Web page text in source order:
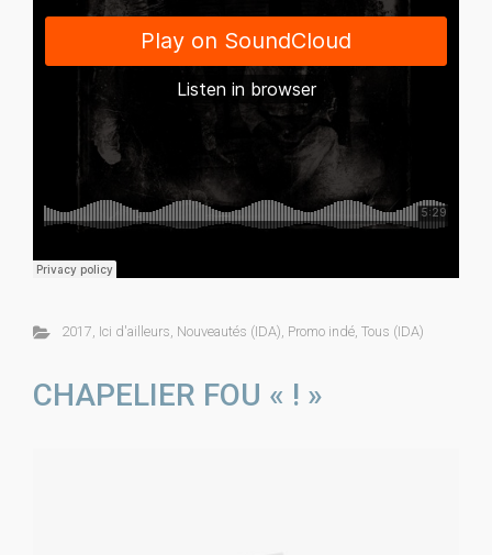
2017, Ici d'ailleurs, Nouveautés (IDA), Promo indé, Tous (IDA)
CHAPELIER FOU « ! »